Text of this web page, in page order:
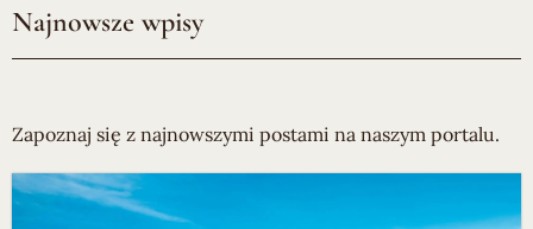
Najnowsze wpisy
Zapoznaj się z najnowszymi postami na naszym portalu.